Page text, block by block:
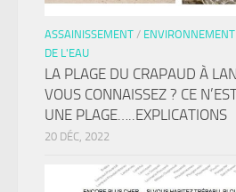
ASSAINISSEMENT / ENVIRONNEMENT
DE L'EAU
LA PLAGE DU CRAPAUD À
VOUS CONNAISSEZ ? CE
UNE PLAGE…..EXPLICATIONS
20 DÉC, 2022